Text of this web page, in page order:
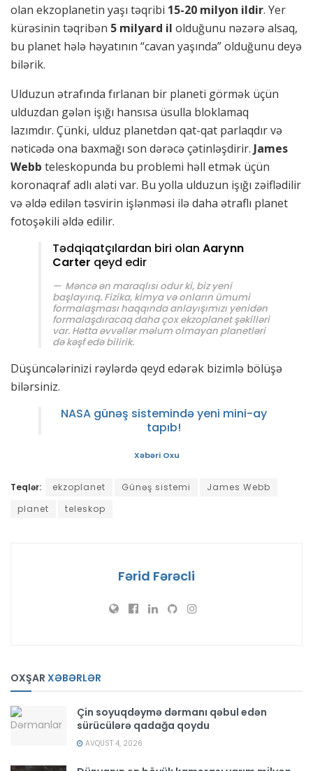
olan ekzoplanetin yaşı təqribi 15-20 milyon ildir. Yer
kürəsinin təqribən 5 milyard il olduğunu nəzərə alsaq,
bu planet hələ həyatının “cavan yaşında” olduğunu deyə
bilərik.
Ulduzun ətrafında fırlanan bir planeti görmək üçün
ulduzdan gələn işığı hansısa üsulla bloklamaq
lazımdır. Çünki, ulduz planetdən qat-qat parlaqdır və
nəticədə ona baxmağı son dərəcə çətinləşdirir. James
Webb teleskopunda bu problemi həll etmək üçün
koronaqraf adlı aləti var. Bu yolla ulduzun işığı zəiflədilir
və əldə edilən təsvirin işlənməsi ilə daha ətraflı planet
fotoşəkili əldə edilir.
Tədqiqatçılardan biri olan Aarynn
Carter qeyd edir
Məncə ən maraqlısı odur ki, biz yeni
başlayırıq. Fizika, kimya və onların ümumi
formalaşması haqqında anlayışımızı yenidən
formalaşdıracaq daha çox ekzoplanet şəkilləri
var. Hətta əvvəllər məlum olmayan planetləri
də kəşf edə bilirik.
Düşüncələrinizi rəylərdə qeyd edərək bizimlə bölüşə
bilərsiniz.
NASA günəş sistemində yeni mini-ay
tapıb!
Xəbəri Oxu
Teqlər: ekzoplanet Günəş sistemi
James Webb
planet
teleskop
Fərid Fərəcli
OXŞAR XƏBƏRLƏR
Çin soyuqdəymə dərmanı qəbul edən
sürücülərə qadağa qoydu
AVQUST 4, 2026